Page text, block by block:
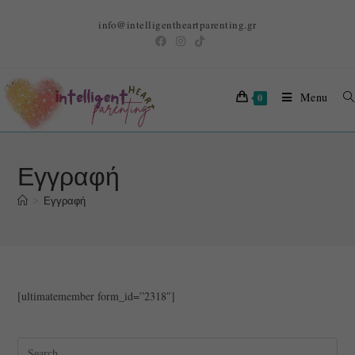
info@intelligentheartparenting.gr
0 Menu
Εγγραφή
Εγγραφή
[ultimatemember form_id=”2318″]